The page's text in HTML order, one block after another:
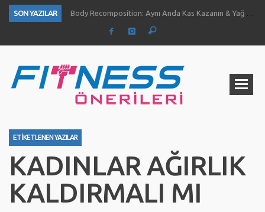
SON YAZILAR
Aç Karnına Egzersiz Daha Fazla Yağ Kaybı Sağlar Mı?
Temiz Büyüme (Clean Bulk) Nedir? Nasıl Yapılır?
1 Ayda Ne Kadar Kas Kazanabilirsiniz?
Göğüs Gelişimi İçin 4 Yöntem
Ne Kadar Su İçmelisiniz?
ETIKETLENEN YAZILAR
KADINLAR AĞIRLIK
KALDIRMALI MI